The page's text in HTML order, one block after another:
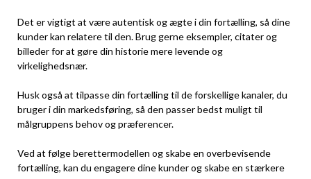
Det er vigtigt at være autentisk og ægte i din fortælling, så dine
kunder kan relatere til den. Brug gerne eksempler, citater og
billeder for at gøre din historie mere levende og
virkelighedsnær.
Husk også at tilpasse din fortælling til de forskellige kanaler, du
bruger i din markedsføring, så den passer bedst muligt til
målgruppens behov og præferencer.
Ved at følge berettermodellen og skabe en overbevisende
fortælling, kan du engagere dine kunder og skabe en stærkere